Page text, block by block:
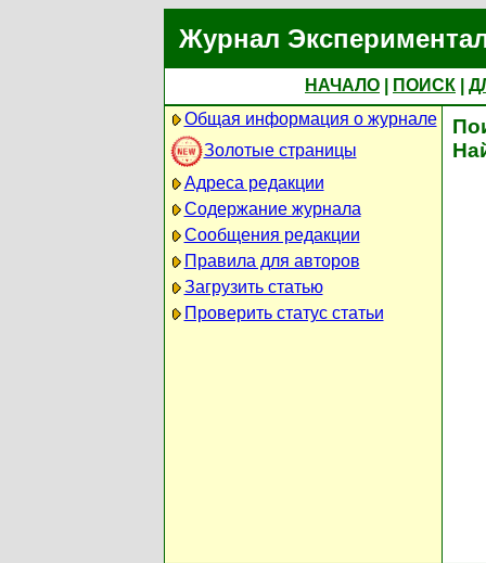
Журнал
НАЧАЛО ПОИСК
Общая информация о журнале
Золотые страницы
Адреса редакции
Содержание журнала
Сообщения редакции
Правила для авторов
Загрузить статью
Проверить статус статьи